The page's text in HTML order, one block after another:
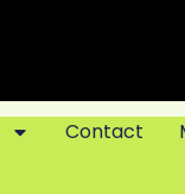
Contact